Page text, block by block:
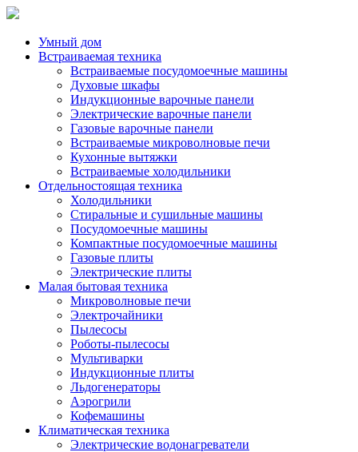
Умный дом
Встраиваемая техника
Встраиваемые посудомоечные машины
Духовые шкафы
Индукционные варочные панели
Электрические варочные панели
Газовые варочные панели
Встраиваемые микроволновые печи
Кухонные вытяжки
Встраиваемые холодильники
Отдельностоящая техника
Холодильники
Стиральные и сушильные машины
Посудомоечные машины
Компактные посудомоечные машины
Газовые плиты
Электрические плиты
Малая бытовая техника
Микроволновые печи
Электрочайники
Пылесосы
Роботы-пылесосы
Мультиварки
Индукционные плиты
Льдогенераторы
Аэрогрили
Кофемашины
Климатическая техника
Электрические водонагреватели